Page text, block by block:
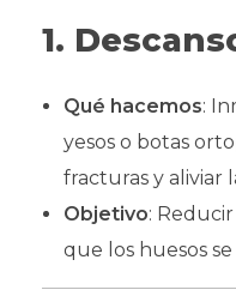
1.
Qué hacemos:
yesos o botas
fracturas y aliviar
Objetivo:
que los huesos